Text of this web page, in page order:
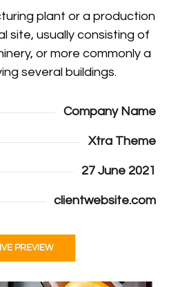
plant or a production
site, usually consisting of
or more commonly a
several buildings.
Company Name
Xtra Theme
27 June 2021
clientwebsite.com
PREVIEW